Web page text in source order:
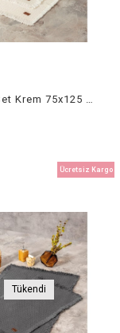
Tükendi
Ücretsiz Kargo